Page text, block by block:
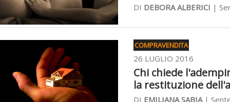
DI DEBORA ALBERICI |
COMPRAVENDITA
26 LUGLIO 2016
Chi chiede
la restituzione
DI EMILIANA SABIA|